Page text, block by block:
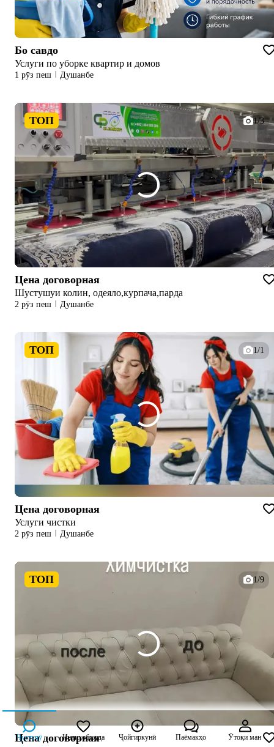
Бо савдо
Услуги по уборке квартир и домов
1 рӯз пеш Душанбе
ТОП 1/3
Цена договорная
Шустушуи колин, одеяло,курпача,парда
2 рӯз пеш Душанбе
ТОП 1/1
Цена договорная
Услуги чистки
2 рӯз пеш Душанбе
ТОП 1/9
Цена договорная
Ҷустуҷӯ Интихобшуда Ҷойгиркунӣ Паёмакҳо Ӯтоқи ман